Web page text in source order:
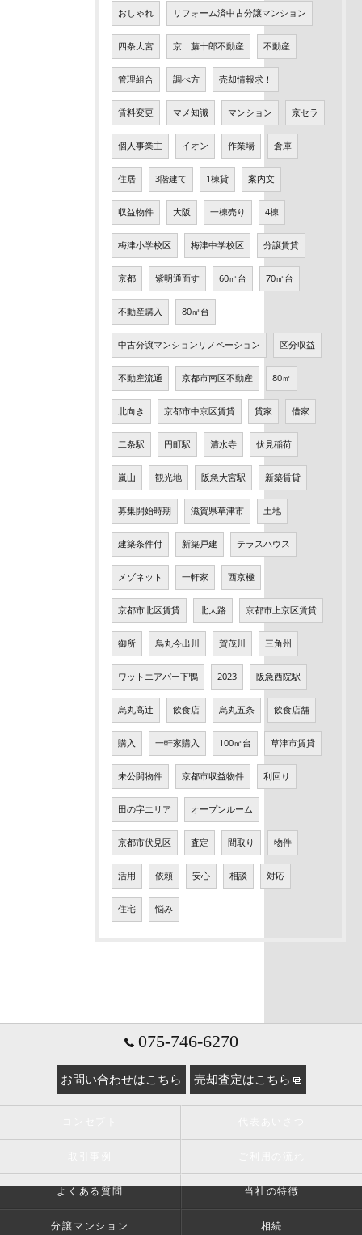
おしゃれ リフォーム済中古分譲マンション
四条大宮 京 藤十郎不動産 不動産
管理組合 調べ方 売却情報求！
賃料変更 マメ知識 マンション 京セラ
個人事業主 イオン 作業場 倉庫
住居 3階建て 1棟貸 案内文
収益物件 大阪 一棟売り 4棟
梅津小学校区 梅津中学校区 分譲賃貸
京都 紫明通面す 60㎡台 70㎡台
不動産購入 80㎡台
中古分譲マンションリノベーション 区分収益
不動産流通 京都市南区不動産 80㎡
北向き 京都市中京区賃貸 貸家 借家
二条駅 円町駅 清水寺 伏見稲荷
嵐山 観光地 阪急大宮駅 新築賃貸
募集開始時期 滋賀県草津市 土地
建築条件付 新築戸建 テラスハウス
メゾネット 一軒家 西京極
京都市北区賃貸 北大路 京都市上京区賃貸
御所 烏丸今出川 賀茂川 三角州
ワットエアバー下鴨 2023 阪急西院駅
烏丸高辻 飲食店 烏丸五条 飲食店舗
購入 一軒家購入 100㎡台 草津市賃貸
未公開物件 京都市収益物件 利回り
田の字エリア オープンルーム
京都市伏見区 査定 間取り 物件
活用 依頼 安心 相談 対応
住宅 悩み
075-746-6270
お問い合わせはこちら 売却査定はこちら
よくある質問 当社の特徴
分譲マンション 相続